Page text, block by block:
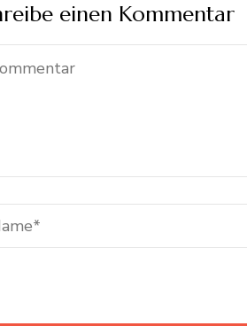
einen Kommentar